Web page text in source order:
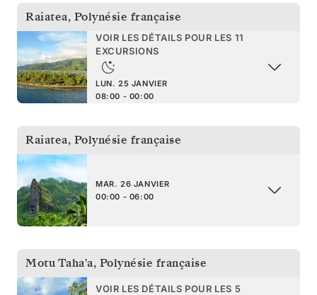
Raiatea, Polynésie française
VOIR LES DÉTAILS POUR LES 11
EXCURSIONS
LUN. 25 JANVIER
08:00 - 00:00
Raiatea, Polynésie française
MAR. 26 JANVIER
00:00 - 06:00
Motu Taha'a, Polynésie française
VOIR LES DÉTAILS POUR LES 5